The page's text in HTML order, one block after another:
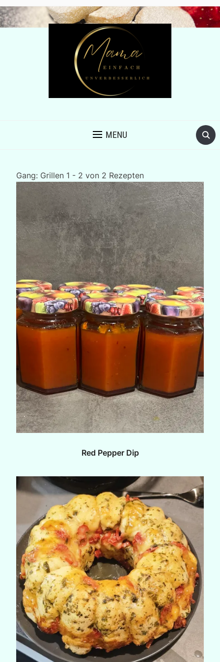
MENU
Gang: Grillen 1 - 2 von 2 Rezepten
Red Pepper Dip